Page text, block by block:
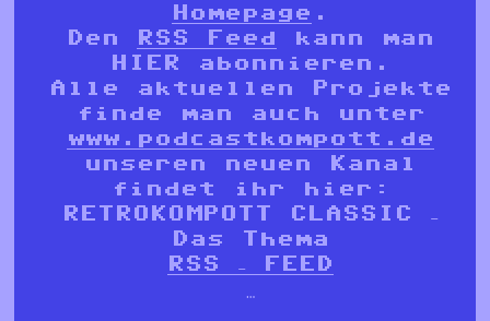
Homepage .
Den
RSS Feed
kann man
HIER abonnieren.
Alle aktuellen Projekte
finde man auch unter
www.podcastkompott.de
unseren neuen Kanal
findet ihr hier:
RETROKOMPOTT CLASSIC –
Das Thema
RSS – FEED